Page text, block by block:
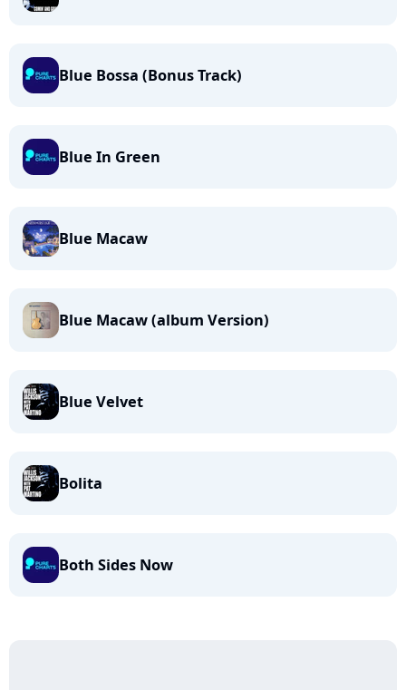
Blue Bossa (Bonus Track)
Blue In Green
Blue Macaw
Blue Macaw (album Version)
Blue Velvet
Bolita
Both Sides Now